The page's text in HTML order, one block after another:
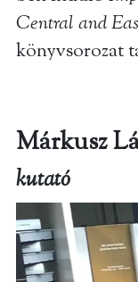
Central and
könyvsorozat
Márkusz
kutató